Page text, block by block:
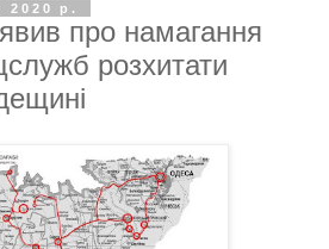
2020 р.
про намагання
розхитати